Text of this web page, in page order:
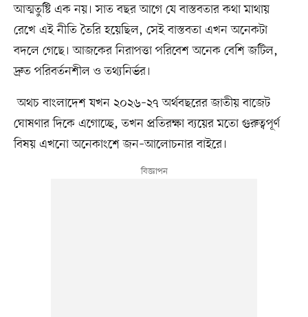
আত্মতুষ্টি এক নয়। সাত বছর আগে যে বাস্তবতার কথা মাথায়
রেখে এই নীতি তৈরি হয়েছিল, সেই বাস্তবতা এখন অনেকটা
বদলে গেছে। আজকের নিরাপত্তা পরিবেশ অনেক বেশি জটিল,
দ্রুত পরিবর্তনশীল ও তথ্যনির্ভর।
অথচ বাংলাদেশ যখন ২০২৬–২৭ অর্থবছরের জাতীয় বাজেট
ঘোষণার দিকে এগোচ্ছে, তখন প্রতিরক্ষা ব্যয়ের মতো গুরুত্বপূর্ণ
বিষয় এখনো অনেকাংশে জন–আলোচনার বাইরে।